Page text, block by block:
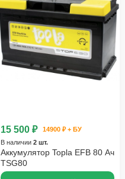
15 500 ₽
14900 ₽ + БУ
В наличии 2 шт.
Аккумулятор Topla EFB 80 Ач
TSG80